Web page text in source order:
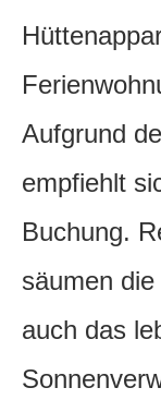
Aufgrund
empfiehlt
Buchung.
säumen
auch das